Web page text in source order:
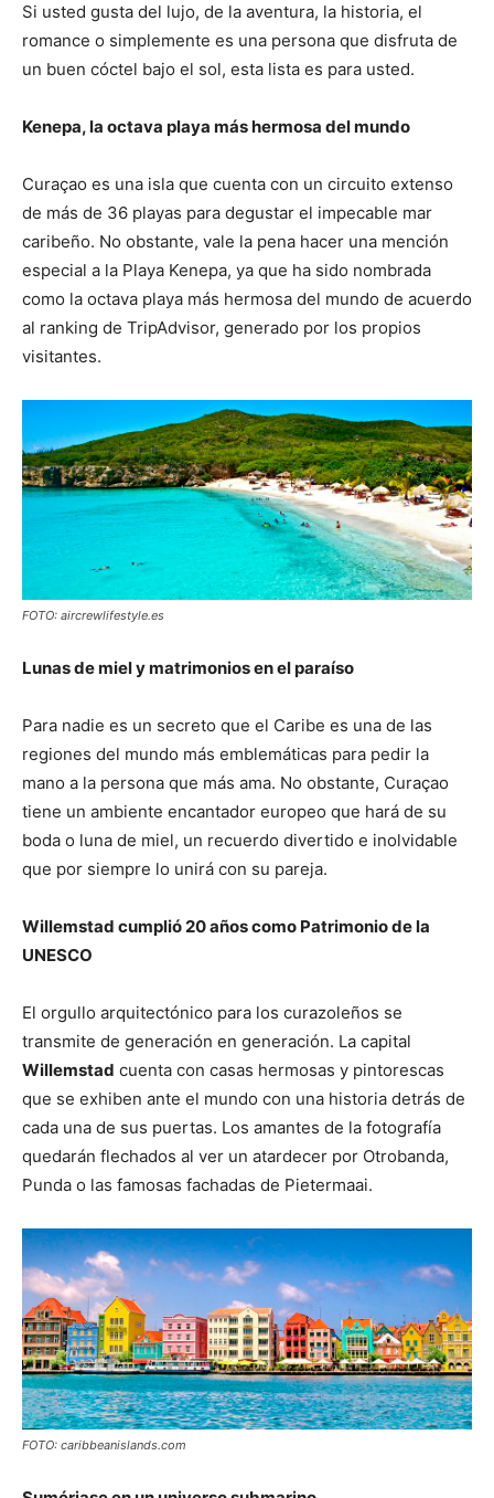
Si usted gusta del lujo, de la aventura, la historia, el
romance o simplemente es una persona que disfruta de
un buen cóctel bajo el sol, esta lista es para usted.
Kenepa, la octava playa más hermosa del mundo
Curaçao es una isla que cuenta con un circuito extenso
de más de 36 playas para degustar el impecable mar
caribeño. No obstante, vale la pena hacer una mención
especial a la Playa Kenepa, ya que ha sido nombrada
como la octava playa más hermosa del mundo de acuerdo
al ranking de TripAdvisor, generado por los propios
visitantes.
FOTO: aircrewlifestyle.es
Lunas de miel y matrimonios en el paraíso
Para nadie es un secreto que el Caribe es una de las
regiones del mundo más emblemáticas para pedir la
mano a la persona que más ama. No obstante, Curaçao
tiene un ambiente encantador europeo que hará de su
boda o luna de miel, un recuerdo divertido e inolvidable
que por siempre lo unirá con su pareja.
Willemstad cumplió 20 años como Patrimonio de la
UNESCO
El orgullo arquitectónico para los curazoleños se
transmite de generación en generación. La capital
Willemstad cuenta con casas hermosas y pintorescas
que se exhiben ante el mundo con una historia detrás de
cada una de sus puertas. Los amantes de la fotografía
quedarán flechados al ver un atardecer por Otrobanda,
Punda o las famosas fachadas de Pietermaai.
FOTO: caribbeanislands.com